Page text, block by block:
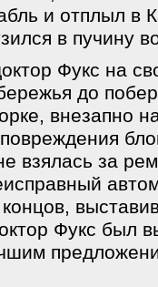
и отплыл в
в пучину
Фукс на
до
внезапно
взялась за
Фукс был